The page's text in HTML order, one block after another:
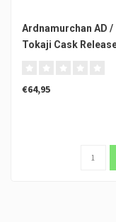
Ardnamurchan AD /
Tokaji Cask
€64,95